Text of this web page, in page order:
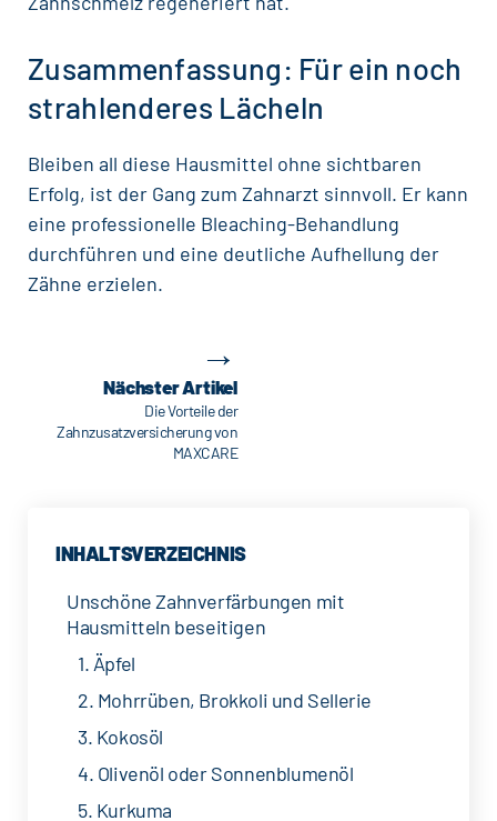
Zusammenfassung: Für ein noch
strahlenderes Lächeln
Bleiben all diese Hausmittel ohne sichtbaren
Erfolg, ist der Gang zum Zahnarzt sinnvoll. Er kann
eine professionelle Bleaching-Behandlung
durchführen und eine deutliche Aufhellung der
Zähne erzielen.
Beitragsnavigation
Nächster Artikel
→
Die Vorteile der
Zahnzusatzversicherung von
MAXCARE
INHALTSVERZEICHNIS
Unschöne Zahnverfärbungen mit
Hausmitteln beseitigen
1. Äpfel
2. Mohrrüben, Brokkoli und Sellerie
3. Kokosöl
4. Olivenöl oder Sonnenblumenöl
5. Kurkuma